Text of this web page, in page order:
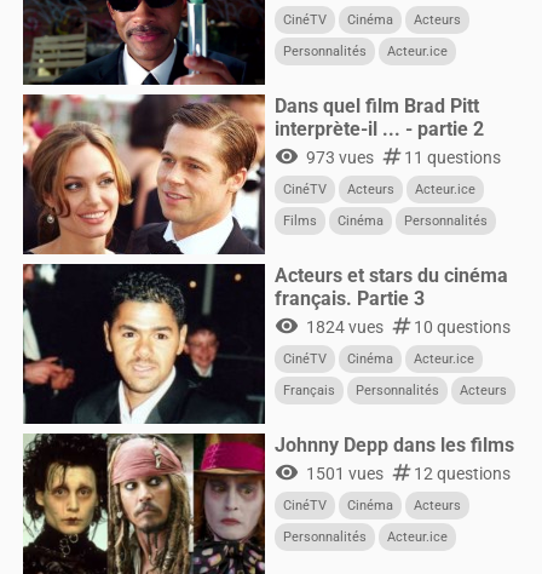
CinéTV Cinéma
Acteurs
Personnalités
Acteur.ice
Dans quel film Brad Pitt
interprète-il ... - partie 2
visibility 973 vues numbers11 questions
CinéTV Acteurs
Acteur.ice
Films
Cinéma Personnalités
Acteurs et stars du cinéma
français. Partie 3
visibility 1824 vues numbers10 questions
CinéTV Cinéma
Acteur.ice
Français
Personnalités Acteurs
Johnny Depp dans les films
visibility 1501 vues numbers12 questions
CinéTV Cinéma
Acteurs
Personnalités
Acteur.ice